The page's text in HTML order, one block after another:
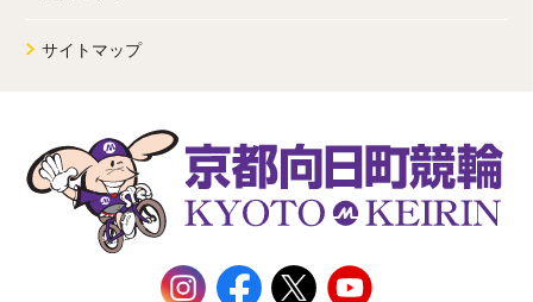
サイトマップ